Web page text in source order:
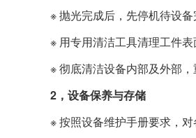
※ 抛光完成后，先停机待设
※ 用专用清洁工具清理工件
※ 彻底清洁设备内部及外部
2， 设备保养与存储
※ 按照设备维护手册要求，